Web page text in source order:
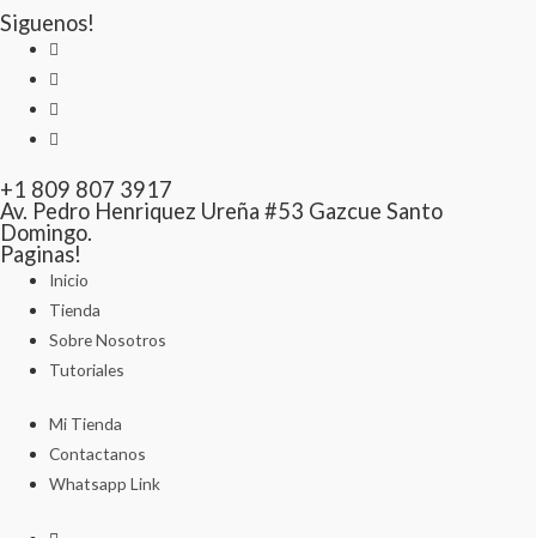
Siguenos!
+1 809 807 3917
Av. Pedro Henriquez Ureña #53 Gazcue Santo
Domingo.
Paginas!
Inicio
Tienda
Sobre Nosotros
Tutoriales
Mi Tienda
Contactanos
Whatsapp Link